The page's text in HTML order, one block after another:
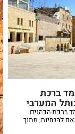
ברכת
המערבי
ברכת הכהנים
להנחיות, מתוך